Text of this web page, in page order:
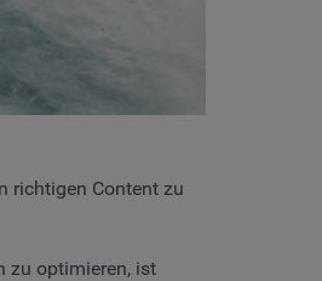
richtigen Content zu
zu optimieren, ist